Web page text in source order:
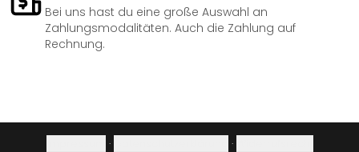
Bei uns hast du eine große Auswahl an
Zahlungsmodalitäten. Auch die Zahlung auf
Rechnung.
· ·